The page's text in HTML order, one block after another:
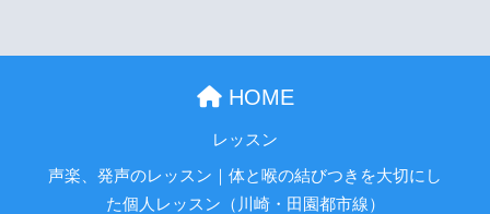
HOME
レッスン
声楽、発声のレッスン｜体と喉の結びつきを大切にし
た個人レッスン（川崎・田園都市線）